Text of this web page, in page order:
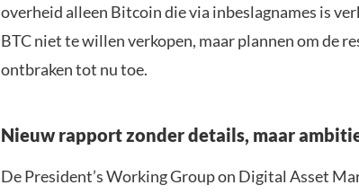
overheid alleen Bitcoin die via inbeslagnames is
BTC niet te willen verkopen, maar plannen om de
ontbraken tot nu toe.
Nieuw rapport zonder details, maar
De President’s Working Group on Digital Asset